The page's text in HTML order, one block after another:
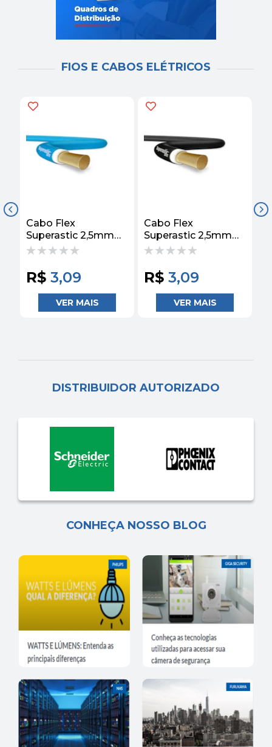
FIOS E CABOS ELÉTRICOS
Cabo Flex
Superastic 2,5mm
750v Azul Prysmian
R$ 3,09
Cabo Flex
Superastic 2,5mm
750v Preto
R$ 3,09
DISTRIBUIDOR AUTORIZADO
CONHEÇA NOSSO BLOG